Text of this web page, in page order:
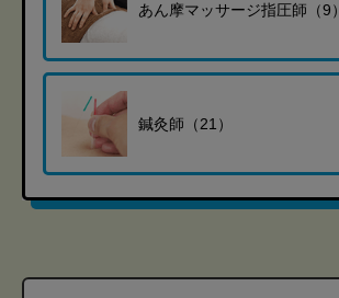
あん摩マッサージ指圧師（9）
鍼灸師（21）